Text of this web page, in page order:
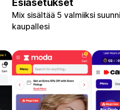
Esiasetukset
Mix sisältää 5 valmiiksi
kaupallesi